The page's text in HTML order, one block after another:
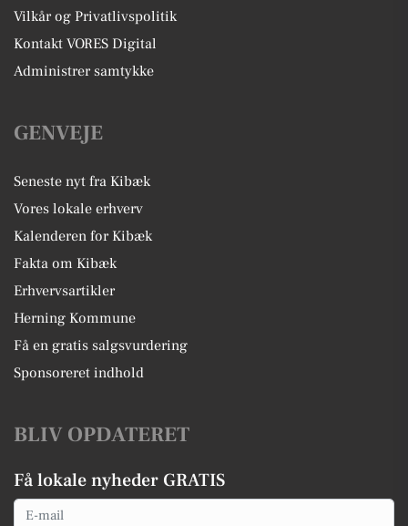
Vilkår og Privatlivspolitik
Kontakt VORES Digital
Administrer samtykke
GENVEJE
Seneste nyt fra Kibæk
Vores lokale erhverv
Kalenderen for Kibæk
Fakta om Kibæk
Erhvervsartikler
Herning Kommune
Få en gratis salgsvurdering
Sponsoreret indhold
BLIV OPDATERET
Få lokale nyheder GRATIS
Email